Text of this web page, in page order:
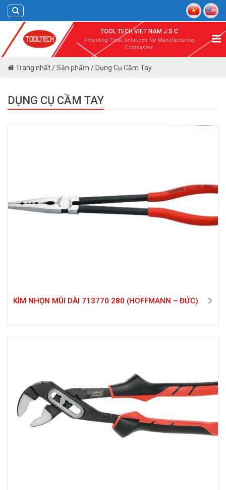
Skip
to
content
TOOL TECH VIET NAM J.S.C
Providing Total Solutions for Manufacturing
Companies
Trang nhất/Sản phẩm / Dụng Cụ Cầm Tay
DỤNG CỤ CẦM TAY
KÌM NHỌN MŨI DÀI 713770 280 (HOFFMANN – ĐỨC)